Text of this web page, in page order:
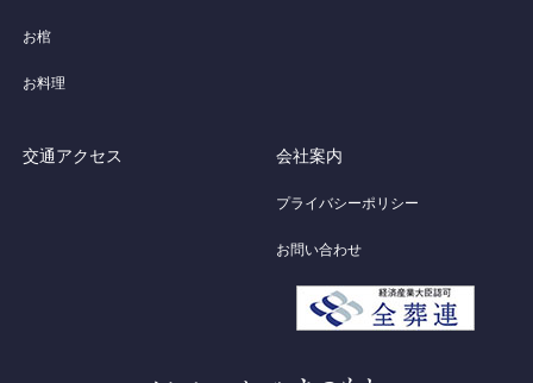
お棺
お料理
交通アクセス 会社案内
プライバシーポリシー
お問い合わせ